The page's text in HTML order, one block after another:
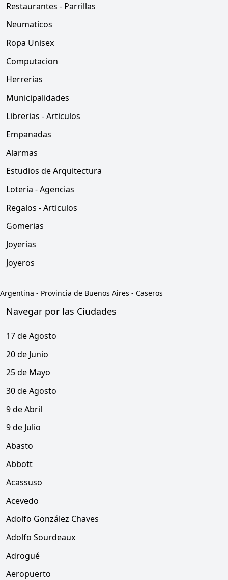
Restaurantes - Parrillas
Neumaticos
Ropa Unisex
Computacion
Herrerias
Municipalidades
Librerias - Articulos
Empanadas
Alarmas
Estudios de Arquitectura
Loteria - Agencias
Regalos - Articulos
Gomerias
Joyerias
Joyeros
Argentina - Provincia de Buenos Aires - Caseros
Navegar por las Ciudades
17 de Agosto
20 de Junio
25 de Mayo
30 de Agosto
9 de Abril
9 de Julio
Abasto
Abbott
Acassuso
Acevedo
Adolfo González Chaves
Adolfo Sourdeaux
Adrogué
Aeropuerto